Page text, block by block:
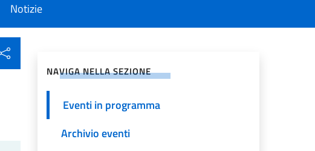
Notizie
NAVIGA NELLA SEZIONE
Eventi in programma
Archivio eventi